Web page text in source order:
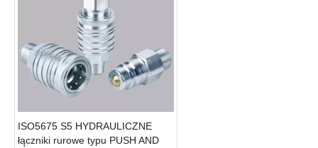
ISO5675 S5 HYDRAULICZNE
łączniki rurowe typu PUSH AND